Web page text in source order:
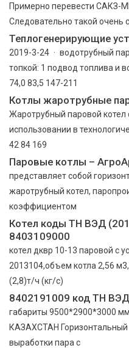
Примерно перевести САКЗ-
Следовательно такой очень
Теплогенерирующие
2019-3-24 · водотрубный
топкой: 1 подвод топлива и
74,0 83,5 147-211
Котлы жаротрубные
Жаротрубный паровой
использовании в
42 84 169
Паровые котлы –
представляет собой
жаротрубный котел,
коэффициентом
Котел коды ТН ВЭД
8403109000
котел дквр 10-13 паровой с
2013104,объем котла 2,56
(2,8)т/ч (кг/с)
8402191009 код ТН
габариты 9500*2900*3000
КАЗАХСТАН Горизонтальный
выработки пара с